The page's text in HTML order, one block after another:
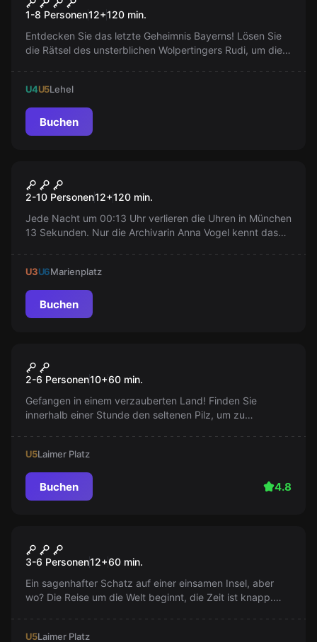
Outdoor Escape Game
1-8 Personen12+120 min.
Entdecken Sie das letzte Geheimnis Bayerns! Lösen Sie
die Rätsel des unsterblichen Wolpertingers Rudi, um die
U4U5Lehel
Buchen
Neu
The Stolen Hour
2-10 Personen12+120 min.
Jede Nacht um 00:13 Uhr verlieren die Uhren in München
13 Sekunden. Nur die Archivarin Anna Vogel kennt das
die Stadt, bevor GREY_13 alles löscht. Wer rettet
München wirklich?
U3U6Marienplatz
Buchen
Alice
2-6 Personen10+60 min.
Gefangen in einem verzauberten Land! Finden Sie
innerhalb einer Stunde den seltenen Pilz, um zu
U5Laimer Platz
Buchen 4.8
Weltreise
3-6 Personen12+60 min.
Ein sagenhafter Schatz auf einer einsamen Insel, aber
wo? Die Reise um die Welt beginnt, die Zeit ist knapp.
U5Laimer Platz